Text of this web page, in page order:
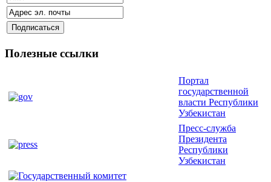
Полезные ссылки
Портал
государственной
власти Республики
Узбекистан
Пресс-служба
Президента
Республики
Узбекистан